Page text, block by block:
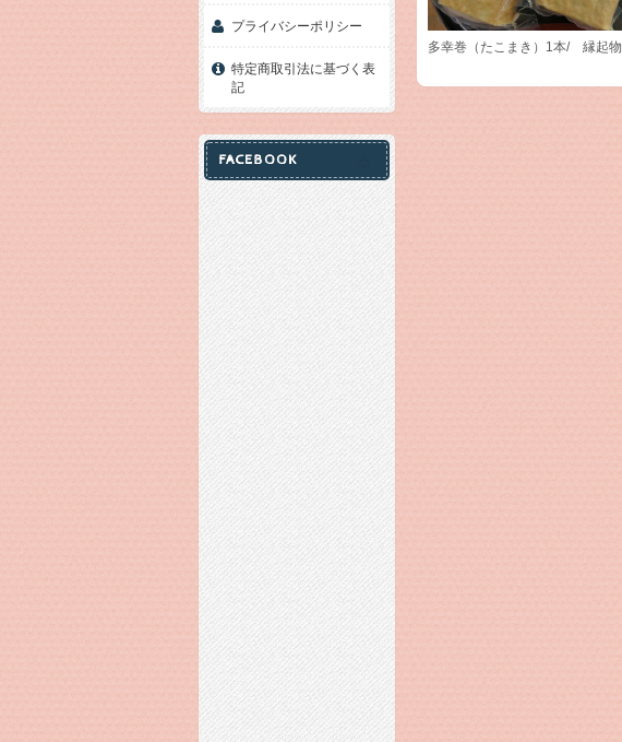
多幸巻（たこまき）1本/ 縁起物
プライバシーポリシー
特定商取引法に基づく表
記
FACEBOOK